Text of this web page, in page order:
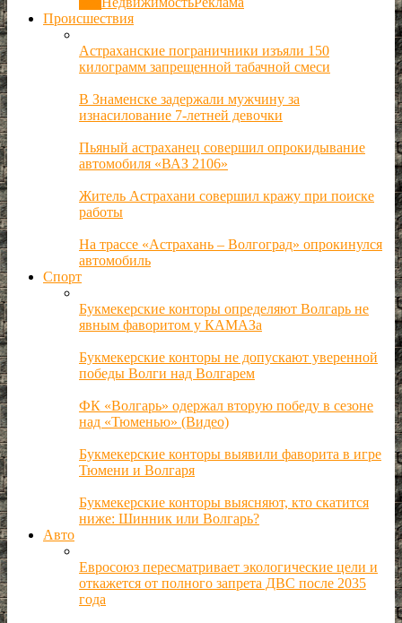
Происшествия
Астраханские пограничники изъяли 150
килограмм запрещенной табачной смеси
В Знаменске задержали мужчину за
изнасилование 7-летней девочки
Пьяный астраханец совершил опрокидывание
автомобиля «ВАЗ 2106»
Житель Астрахани совершил кражу при поиске
работы
На трассе «Астрахань – Волгоград» опрокинулся
автомобиль
Спорт
Букмекерские конторы определяют Волгарь не
явным фаворитом у КАМАЗа
Букмекерские конторы не допускают уверенной
победы Волги над Волгарем
ФК «Волгарь» одержал вторую победу в сезоне
над «Тюменью» (Видео)
Букмекерские конторы выявили фаворита в игре
Тюмени и Волгаря
Букмекерские конторы выясняют, кто скатится
ниже: Шинник или Волгарь?
Авто
Евросоюз пересматривает экологические цели и
откажется от полного запрета ДВС после 2035
года